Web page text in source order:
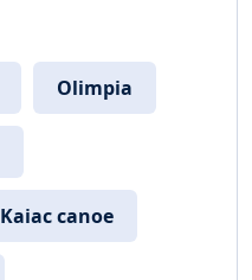
Olimpia
Kaiac canoe